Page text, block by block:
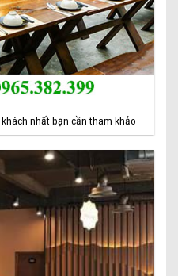
nhất bạn cần tham khảo